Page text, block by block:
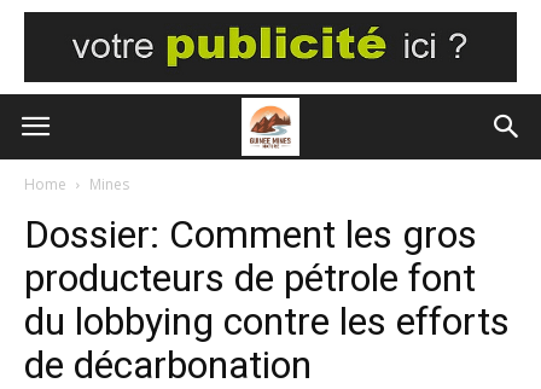
Home Mines
Dossier: Comment les gros
producteurs de pétrole font
du lobbying contre les efforts
de décarbonation